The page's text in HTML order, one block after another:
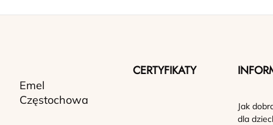
Emel
Częstochowa
CERTYFIKATY
Jak
dla